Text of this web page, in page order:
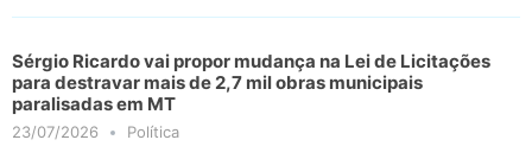
Sérgio Ricardo vai propor mudança na Lei de Licitações
para destravar mais de 2,7 mil obras municipais
paralisadas em MT
23/07/2026 Política